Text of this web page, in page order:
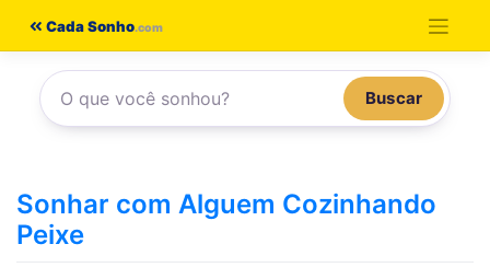
conteúdo
Cada Sonho
Buscar
Sonhar com Alguem Cozinhando
Peixe